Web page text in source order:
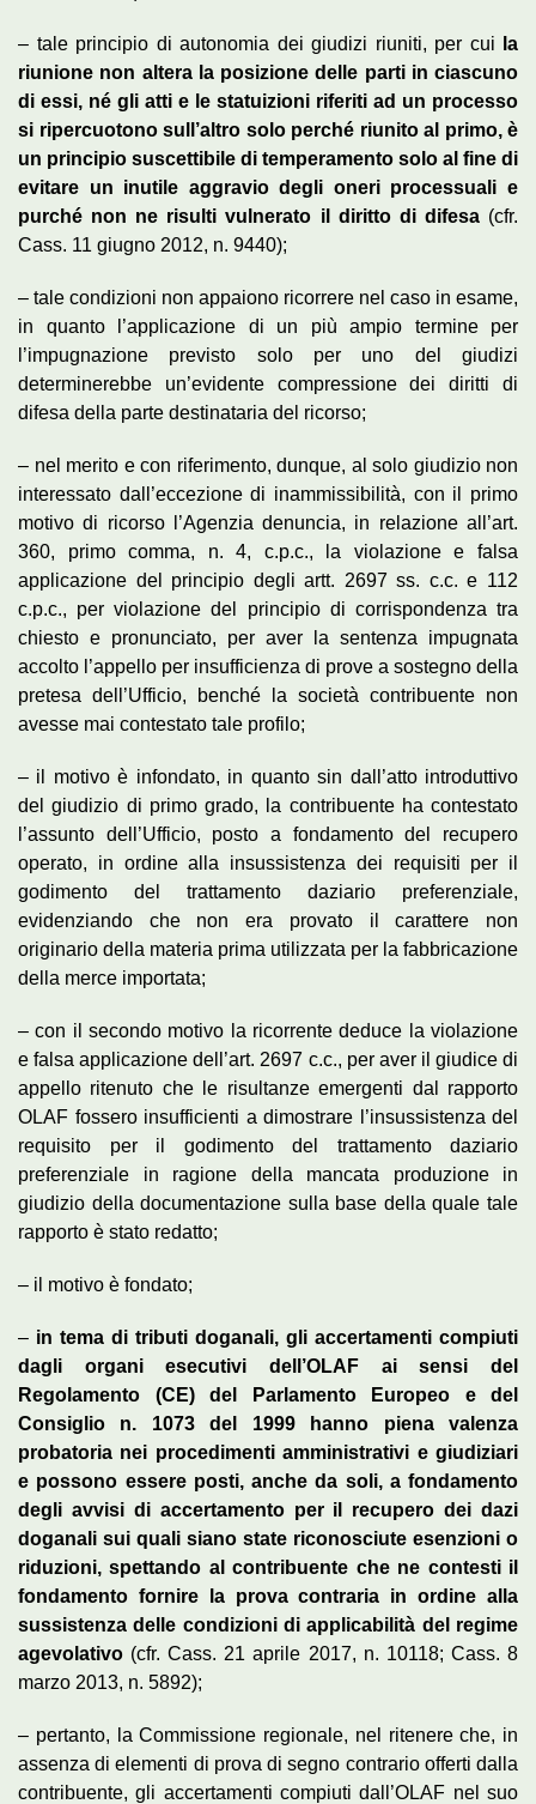
– tale principio di autonomia dei giudizi riuniti, per cui
la
riunione non altera la posizione delle parti in ciascuno
di essi, né gli atti e le statuizioni riferiti ad un processo
si ripercuotono sull’altro solo perché riunito al primo, è
un principio suscettibile di temperamento solo al fine di
evitare un inutile aggravio degli oneri processuali e
purché non ne risulti vulnerato il diritto di difesa(cfr.
Cass. 11 giugno 2012, n. 9440);
– tale condizioni non appaiono ricorrere nel caso in esame,
in quanto l’applicazione di un più ampio termine per
l’impugnazione previsto solo per uno del giudizi
determinerebbe un’evidente compressione dei diritti di
difesa della parte destinataria del ricorso;
– nel merito e con riferimento, dunque, al solo giudizio non
interessato dall’eccezione di inammissibilità, con il primo
motivo di ricorso l’Agenzia denuncia, in relazione all’art.
360, primo comma, n. 4, c.p.c., la violazione e falsa
applicazione del principio degli artt. 2697 ss. c.c. e 112
c.p.c., per violazione del principio di corrispondenza tra
chiesto e pronunciato, per aver la sentenza impugnata
accolto l’appello per insufficienza di prove a sostegno della
pretesa dell’Ufficio, benché la società contribuente non
avesse mai contestato tale profilo;
– il motivo è infondato, in quanto sin dall’atto introduttivo
del giudizio di primo grado, la contribuente ha contestato
l’assunto dell’Ufficio, posto a fondamento del recupero
operato, in ordine alla insussistenza dei requisiti per il
godimento del trattamento daziario preferenziale,
evidenziando che non era provato il carattere non
originario della materia prima utilizzata per la fabbricazione
della merce importata;
– con il secondo motivo la ricorrente deduce la violazione
e falsa applicazione dell’art. 2697 c.c., per aver il giudice di
appello ritenuto che le risultanze emergenti dal rapporto
OLAF fossero insufficienti a dimostrare l’insussistenza del
requisito per il godimento del trattamento daziario
preferenziale in ragione della mancata produzione in
giudizio della documentazione sulla base della quale tale
rapporto è stato redatto;
– il motivo è fondato;
– in tema di tributi doganali, gli accertamenti compiuti
dagli organi esecutivi dell’OLAF ai sensi del
Regolamento (CE) del Parlamento Europeo e del
Consiglio n. 1073 del 1999 hanno piena valenza
probatoria nei procedimenti amministrativi e giudiziari
e possono essere posti, anche da soli, a fondamento
degli avvisi di accertamento per il recupero dei dazi
doganali sui quali siano state riconosciute esenzioni o
riduzioni, spettando al contribuente che ne contesti il
fondamento fornire la prova contraria in ordine alla
sussistenza delle condizioni di applicabilità del regime
agevolativo (cfr. Cass. 21 aprile 2017, n. 10118; Cass. 8
marzo 2013, n. 5892);
– pertanto, la Commissione regionale, nel ritenere che, in
assenza di elementi di prova di segno contrario offerti dalla
contribuente, gli accertamenti compiuti dall’OLAF nel suo